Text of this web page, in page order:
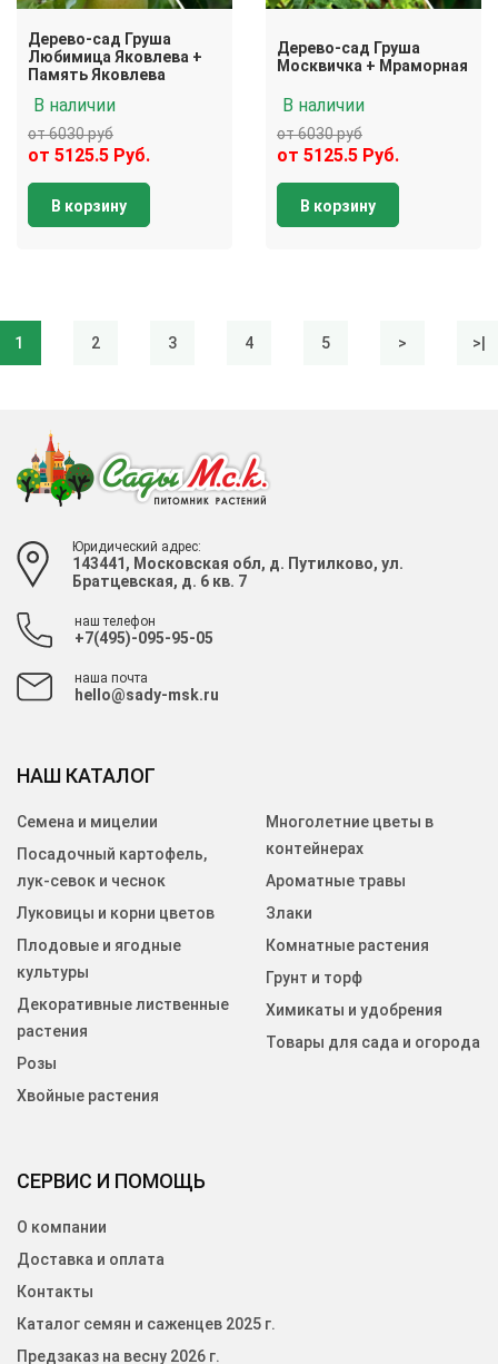
Дерево-сад Груша
Любимица Яковлева +
Память Яковлева
В наличии
от 6030 руб
от 5125.5 Руб.
В корзину
Дерево-сад Груша
Москвичка + Мраморная
В наличии
от 6030 руб
от 5125.5 Руб.
В корзину
1 2 3 4 5 > >|
Юридический адрес:
143441, Московская обл, д. Путилково, ул.
Братцевская, д. 6 кв. 7
наш телефон
+7(495)-095-95-05
наша почта
hello@sady-msk.ru
СЕРВИС И ПОМОЩЬ
О компании
Доставка и оплата
Контакты
Каталог семян и саженцев 2025 г.
Предзаказ на весну 2026 г.
НАШ КАТАЛОГ
Семена и мицелии
Посадочный картофель,
лук-севок и чеснок
Луковицы и корни цветов
Плодовые и ягодные
культуры
Декоративные лиственные
растения
Розы
Хвойные растения
Многолетние цветы в
контейнерах
Ароматные травы
Злаки
Комнатные растения
Грунт и торф
Химикаты и удобрения
Товары для сада и огорода